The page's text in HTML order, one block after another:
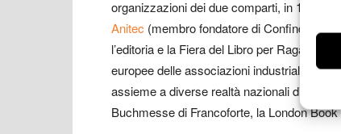
organizzazioni dei due comparti, in 12 Paesi
Anitec (membro fondatore di Confindustria
l’editoria e la Fiera del Libro per Ragazzi di
europee delle associazioni industriali dei
assieme a diverse realtà nazionali di
Buchmesse di Francoforte, la London